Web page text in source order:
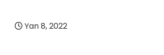
Yan 8, 2022